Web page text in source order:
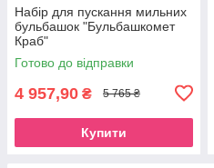
Набір для пускання мильних
бульбашок "Бульбашкомет
Краб"
Готово до відправки
4 957,90 ₴ 5 765 ₴
Купити